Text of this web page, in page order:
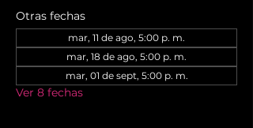
Otras fechas
mar, 11 de ago, 5:00 p. m.
mar, 18 de ago, 5:00 p. m.
mar, 01 de sept, 5:00 p. m.
Ver 8 fechas